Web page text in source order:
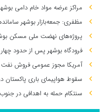
مراکز عرضه مواد خام دامی
مظفری: جمعه‌بازار بوشهر
پروژه‌های نهضت ملی مسکن
فرودگاه بوشهر پس از حدود
آمریکا مجوز عمومی فروش نفت
سقوط هواپیمای باری پاکستان
سنتکام حمله به اهدافی در جنوب